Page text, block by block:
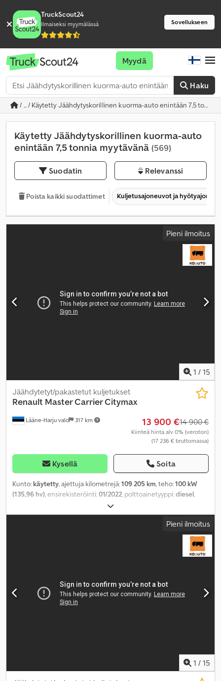
TruckScout24
Ilmaiseksi myymälässä Sovellukseen
Haku
Myydä
/ ... / Käytetty Jäähdytyskorillinen kuorma-auto enintään 7,5 tonnia
Käytetty Jäähdytyskorillinen kuorma-auto
enintään 7,5 tonnia myytävänä (569)
Suodatin Relevanssi
Poista kaikki suodattimet Kuljetusajoneuvot ja
Pieni ilmoitus
1 / 15
Lääne-Harju vald 317 km
Jäähdytetyt/pakastetut kuljetukset
Renault Master Carrier Citymax
13 900 €14 900 €
Kiinteä hinta alv 0% (veroton)
(17 236 € bruttomassa)
Kysellä Soita
Kunto: käytetty, ajettuja kilometrejä:109 205 km, teho:100 kW
(135,96 hv), ensirekisteröinti:01/2022, polttoainetyyppi:diesel,
, polttoaine:
mekaaninen, päästöluokka:Euro 6, kokonaispituus:5 570 mm,
2 490 mm,
Pieni ilmoitus
1 / 15